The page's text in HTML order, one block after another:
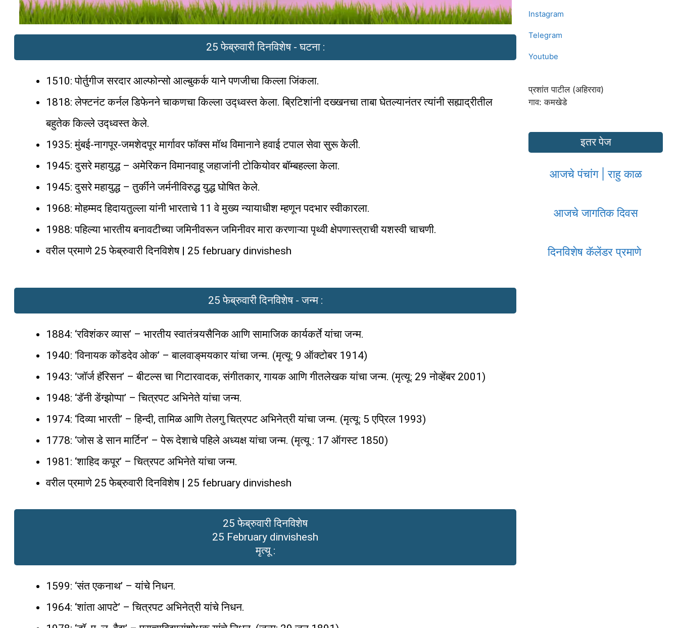
25 फेब्रुवारी दिनविशेष - घटना :
1510: पोर्तुगीज सरदार आल्फोन्सो आल्बुकर्क याने पणजीचा किल्ला जिंकला.
1818: लेफ्टनंट कर्नल डिफेनने चाकणचा किल्ला उद्ध्वस्त केला. ब्रिटिशांनी दख्खनचा ताबा घेतल्यानंतर त्यांनी सह्याद्रीतील
बहुतेक किल्ले उद्ध्वस्त केले.
1935: मुंबई-नागपूर-जमशेदपूर मार्गावर फॉक्स मॉथ विमानाने हवाई टपाल सेवा सुरू केली.
1945: दुसरे महायुद्ध – अमेरिकन विमानवाहू जहाजांनी टोकियोवर बॉम्बहल्ला केला.
1945: दुसरे महायुद्ध – तुर्कीने जर्मनीविरुद्ध युद्ध घोषित केले.
1968: मोहम्मद हिदायतुल्ला यांनी भारताचे 11 वे मुख्य न्यायाधीश म्हणून पदभार स्वीकारला.
1988: पहिल्या भारतीय बनावटीच्या जमिनीवरून जमिनीवर मारा करणाऱ्या पृथ्वी क्षेपणास्त्राची यशस्वी चाचणी.
वरील प्रमाणे 25 फेब्रुवारी दिनविशेष | 25 february dinvishesh
25 फेब्रुवारी दिनविशेष - जन्म :
1884: ‘रविशंकर व्यास’ – भारतीय स्वातंत्र्यसैनिक आणि सामाजिक कार्यकर्ते यांचा जन्म.
1940: ‘विनायक कोंडदेव ओक’ – बालवाङ्‌मयकार यांचा जन्म. (मृत्यू: 9 ऑक्टोबर 1914)
1943: ‘जॉर्ज हॅरिसन’ – बीटल्स चा गिटारवादक, संगीतकार, गायक आणि गीतलेखक यांचा जन्म. (मृत्यू: 29 नोव्हेंबर 2001)
1948: ‘डॅनी डेंग्झोप्पा’ – चित्रपट अभिनेते यांचा जन्म.
1974: ‘दिव्या भारती’ – हिन्दी, तामिळ आणि तेलगु चित्रपट अभिनेत्री यांचा जन्म. (मृत्यू: 5 एप्रिल 1993)
1778: ‘जोस डे सान मार्टिन’ – पेरू देशाचे पहिले अध्यक्ष यांचा जन्म. (मृत्यू : 17 ऑगस्ट 1850)
1981: ‘शाहिद कपूर’ – चित्रपट अभिनेते यांचा जन्म.
वरील प्रमाणे 25 फेब्रुवारी दिनविशेष | 25 february dinvishesh
25 फेब्रुवारी दिनविशेष
25 February dinvishesh
मृत्यू :
1599: ‘संत एकनाथ’ – यांचे निधन.
1964: ‘शांता आपटे’ – चित्रपट अभिनेत्री यांचे निधन.
Instagram
Telegram
Youtube
प्रशांत पाटील (अहिरराव)
गाव: कमखेडे
इतर पेज
आजचे पंचांग | राहु काळ
आजचे जागतिक दिवस
दिनविशेष कॅलेंडर प्रमाणे